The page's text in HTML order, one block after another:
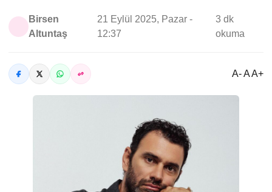
Birsen
Altuntaş
21 Eylül 2025, Pazar -
12:37
3 dk
okuma
A- A A+